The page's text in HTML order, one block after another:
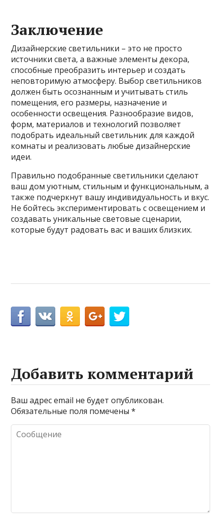
Заключение
Дизайнерские светильники – это не просто
источники света, а важные элементы декора,
способные преобразить интерьер и создать
неповторимую атмосферу. Выбор светильников
должен быть осознанным и учитывать стиль
помещения, его размеры, назначение и
особенности освещения. Разнообразие видов,
форм, материалов и технологий позволяет
подобрать идеальный светильник для каждой
комнаты и реализовать любые дизайнерские
идеи.
Правильно подобранные светильники сделают
ваш дом уютным, стильным и функциональным, а
также подчеркнут вашу индивидуальность и вкус.
Не бойтесь экспериментировать с освещением и
создавать уникальные световые сценарии,
которые будут радовать вас и ваших близких.
Добавить комментарий
Ваш адрес email не будет опубликован.
Обязательные поля помечены*